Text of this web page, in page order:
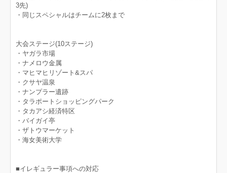
3先)
・同じスペシャルはチームに2枚まで
大会ステージ(10ステージ)
・ヤガラ市場
・ナメロウ金属
・マヒマヒリゾート&スパ
・クサヤ温泉
・ナンプラー遺跡
・タラポートショッピングパーク
・タカアシ経済特区
・バイガイ亭
・ザトウマーケット
・海女美術大学
■イレギュラー事項への対応